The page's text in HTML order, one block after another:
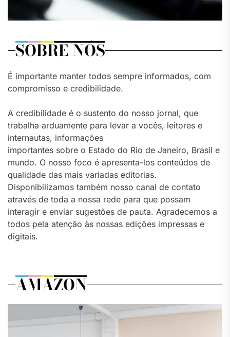
SOBRE NÓS
É importante manter todos sempre informados, com
compromisso e credibilidade.
A credibilidade é o sustento do nosso jornal, que
trabalha arduamente para levar a vocês, leitores e
internautas, informações
importantes sobre o Estado do Rio de Janeiro, Brasil e
mundo. O nosso foco é apresenta-los conteúdos de
qualidade das mais variadas editorias.
Disponibilizamos também nosso canal de contato
através de toda a nossa rede para que possam
interagir e enviar sugestões de pauta. Agradecemos a
todos pela atenção às nossas edições impressas e
digitais.
AMAZON